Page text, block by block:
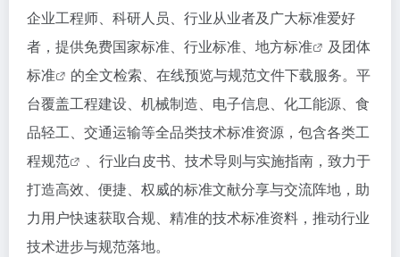
企业工程师、科研人员、行业从业者及广大标准爱好
者，提供免费国家标准、行业标准、 地方标准 及团体
标准
的全文检索、在线预览与规范文件下载服务。平
台覆盖工程建设、机械制造、电子信息、化工能源、食
品轻工、交通运输等全品类技术标准资源，包含各类工
程规范
、行业白皮书、技术导则与实施指南，致力于
打造高效、便捷、权威的标准文献分享与交流阵地，助
力用户快速获取合规、精准的技术标准资料，推动行业
技术进步与规范落地。